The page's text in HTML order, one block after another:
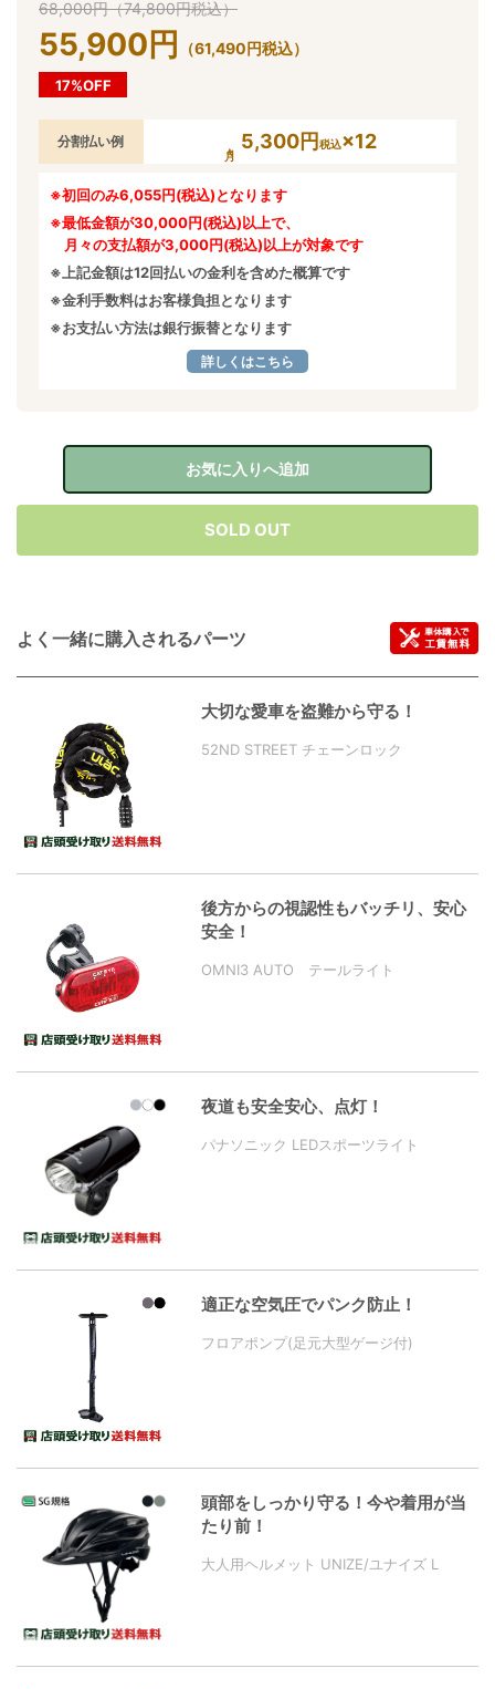
68,000円（74,800円税込）
55,900円 （61,490円税込）
17%OFF
分割払い例 5,300円税込×12
※初回のみ6,055円(税込)となります
※最低金額が30,000円(税込)以上で、
月々の支払額が3,000円(税込)以上が対象です
※上記金額は12回払いの金利を含めた概算です
※金利手数料はお客様負担となります
※お支払い方法は銀行振替となります
詳しくはこちら
お気に入りへ追加
SOLD OUT
よく一緒に購入されるパーツ
大切な愛車を盗難から守る！
52ND STREET チェーンロック
後方からの視認性もバッチリ、安心
安全！
OMNI3 AUTO テールライト
夜道も安全安心、点灯！
パナソニック LEDスポーツライト
適正な空気圧でパンク防止！
フロアポンプ(足元大型ゲージ付)
頭部をしっかり守る！今や着用が当
たり前！
大人用ヘルメット UNIZE/ユナイズ L